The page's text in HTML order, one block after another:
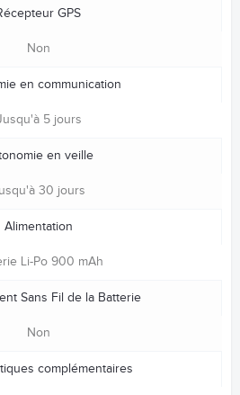
GPS
Non
en communication
5 jours
en veille
30 jours
Alimentation
Li-Po 900 mAh
Sans Fil de la Batterie
Non
complémentaires